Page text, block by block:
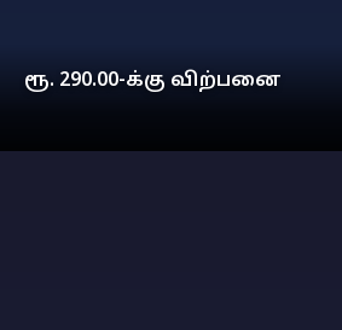
ரூ. 290.00-க்கு விற்பனை